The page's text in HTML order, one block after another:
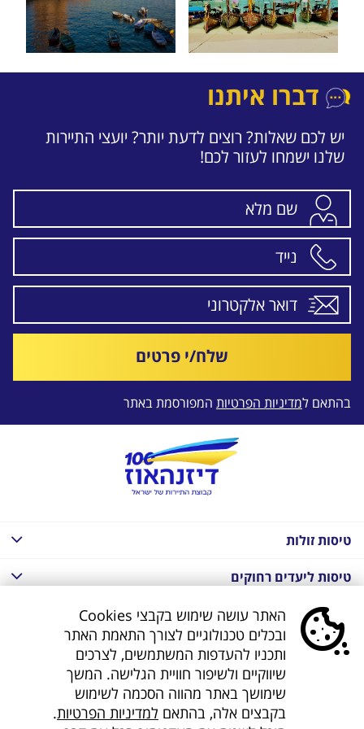
דברו איתנו
יש לכם שאלות? רוצים לדעת יותר? יועצי התיירות
שלנו ישמחו לעזור לכם!
שלח/י פרטים
בהתאם למדיניות הפרטיות המפורסמת באתר
טיסות זולות
טיסות ליעדים רחוקים
חבילות נופש בחו"ל
חבילות נופש בחו"ל
חבילות טוס וסע
דילים לחו"ל
האתר עושה שימוש בקבצי Cookies
ובכלים טכנולוגיים לצורך התאמת האתר
ותכניו להעדפות המשתמשים, לצרכים
שיווקיים ולשיפור חוויית הגלישה. המשך
שימושך באתר מהווה הסכמה לשימוש
בקבצים אלה, בהתאם למדיניות הפרטיות.